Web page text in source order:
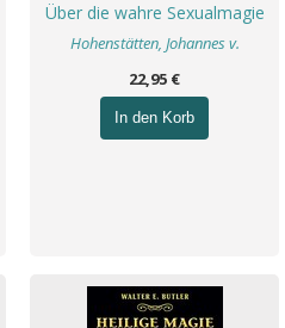
Über die wahre Sexualmagie
Hohenstätten, Johannes v.
22,95 €
In den Korb